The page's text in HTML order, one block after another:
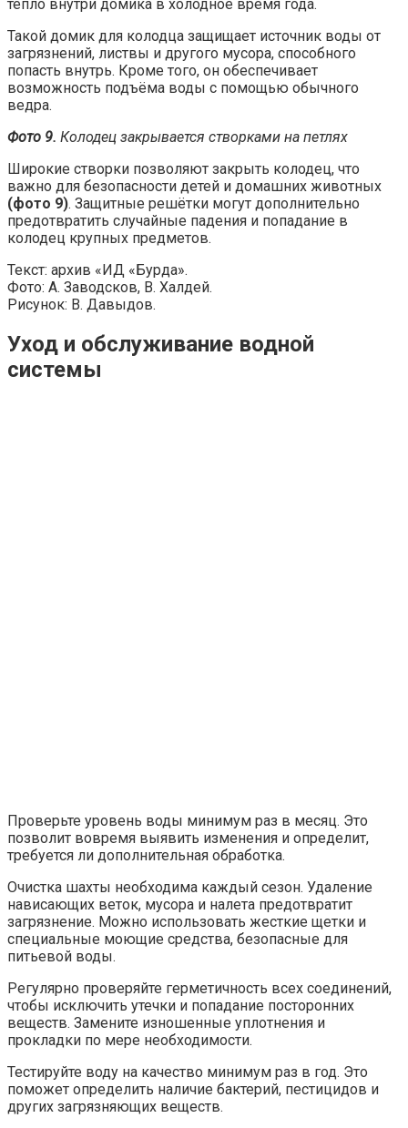
тепло внутри домика в холодное время года.
Такой домик для колодца защищает источник воды от
загрязнений, листвы и другого мусора, способного
попасть внутрь. Кроме того, он обеспечивает
возможность подъёма воды с помощью обычного
ведра.
Фото 9. Колодец закрывается створками на петлях
Широкие створки позволяют закрыть колодец, что
важно для безопасности детей и домашних животных
(фото 9). Защитные решётки могут дополнительно
предотвратить случайные падения и попадание в
колодец крупных предметов.
Текст: архив «ИД «Бурда».
Фото: А. Заводсков, В. Халдей.
Рисунок: В. Давыдов.
Уход и обслуживание водной
системы
Проверьте уровень воды минимум раз в месяц. Это
позволит вовремя выявить изменения и определит,
требуется ли дополнительная обработка.
Очистка шахты необходима каждый сезон. Удаление
нависающих веток, мусора и налета предотвратит
загрязнение. Можно использовать жесткие щетки и
специальные моющие средства, безопасные для
питьевой воды.
Регулярно проверяйте герметичность всех соединений,
чтобы исключить утечки и попадание посторонних
веществ. Замените изношенные уплотнения и
прокладки по мере необходимости.
Тестируйте воду на качество минимум раз в год. Это
поможет определить наличие бактерий, пестицидов и
других загрязняющих веществ.